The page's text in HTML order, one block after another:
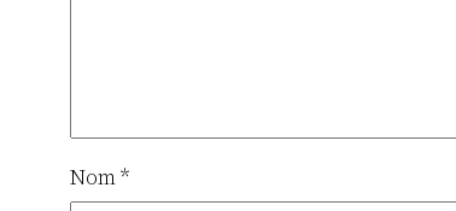
Nom*